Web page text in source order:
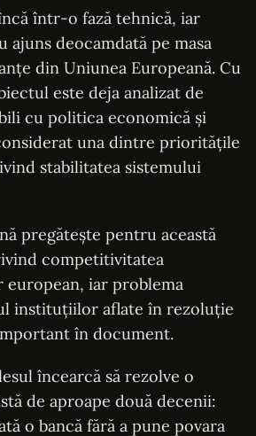
într-o fază tehnică, iar
ajuns deocamdată pe masa
din Uniunea Europeană. Cu
este deja analizat de
cu politica economică și
una dintre prioritățile
stabilitatea sistemului
pregătește pentru această
competitivitatea
european, iar problema
instituțiilor aflate în rezoluție
în document.
încearcă să rezolve o
de aproape două decenii:
o bancă fără a pune povara